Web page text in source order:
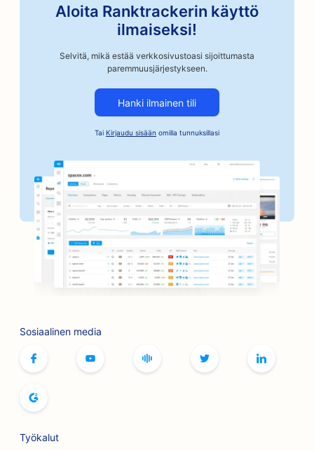
SEO autokorjaamoille
SEO artesaanikahvipaahtimoille
SEO autoteollisuuden yrityksille
SEO leipomoille
SEO parturi-kampaamoille
SEO pankeille
SEO kirjakaupoille
SEO for BBQ Joints
SEO lautapelikahviloille
SEO panimoille
Aloita Ranktrackerin käyttö
ilmaiseksi!
Selvitä, mikä estää verkkosivustoasi sijoittumasta
paremmuusjärjestykseen.
Hanki ilmainen tili
Tai Kirjaudu sisään omilla tunnuksillasi
Sosiaalinen media
Työkalut